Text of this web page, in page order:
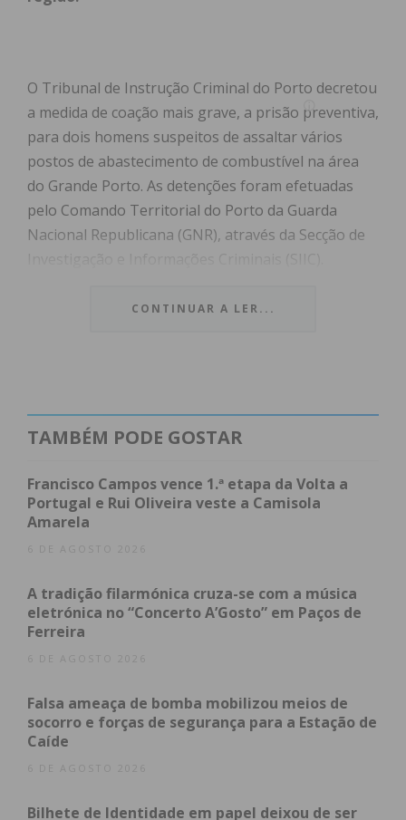
O Tribunal de Instrução Criminal do Porto decretou
a medida de coação mais grave, a prisão preventiva,
para dois homens suspeitos de assaltar vários
postos de abastecimento de combustível na área
do Grande Porto. As detenções foram efetuadas
pelo Comando Territorial do Porto da Guarda
Nacional Republicana (GNR), através da Secção de
Vaga de assaltos travada em
A investigação que levou à captura dos suspeitos,
num posto de combustível. Em apenas dois dias, os
militares da GNR desencadearam uma operação
célere que permitiu recolher indícios e culminou no
cumprimento de dois mandados de detenção fora
Os crimes concentraram-se na região do Grande
CONTINUAR A LER...
TAMBÉM PODE GOSTAR
Francisco Campos vence 1.ª etapa da Volta a
Portugal e Rui Oliveira veste a Camisola
Amarela
6 DE AGOSTO 2026
A tradição filarmónica cruza-se com a música
eletrónica no “Concerto A’Gosto” em Paços de
Ferreira
6 DE AGOSTO 2026
Falsa ameaça de bomba mobilizou meios de
socorro e forças de segurança para a Estação de
Caíde
6 DE AGOSTO 2026
Bilhete de Identidade em papel deixou de ser